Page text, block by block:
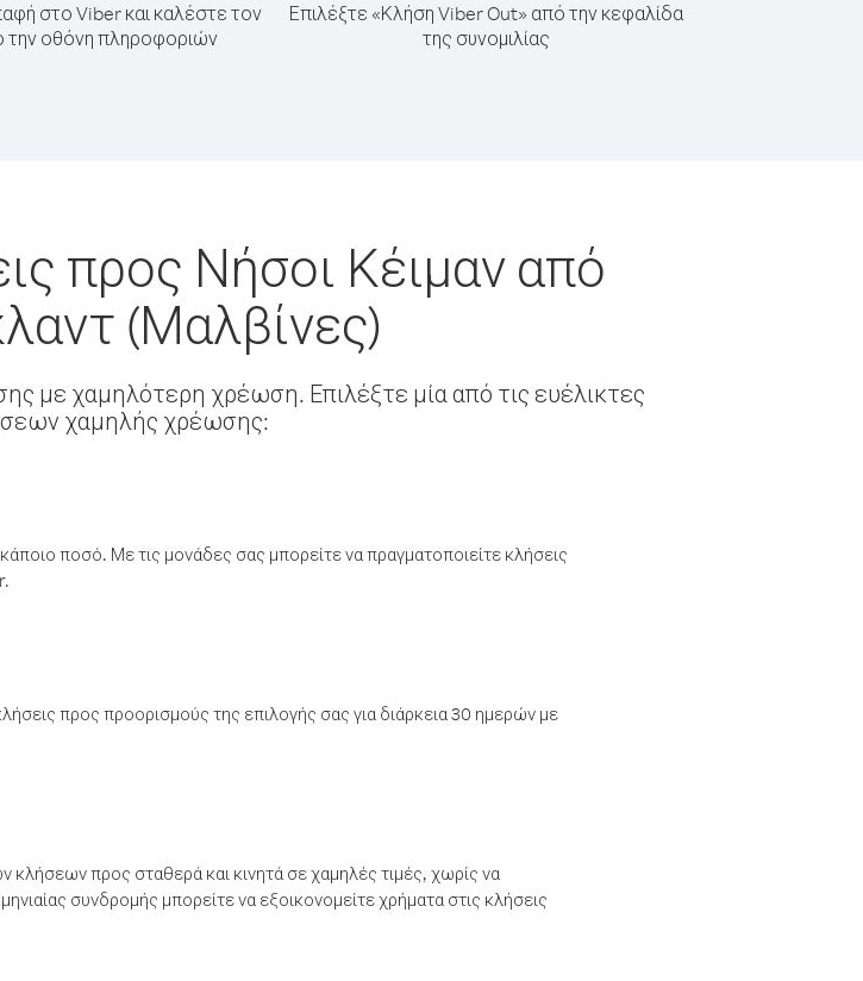
στο Viber και καλέστε τον
την οθόνη πληροφοριών
Επιλέξτε «Κλήση Viber Out» από την κεφαλίδα
της συνομιλίας
προς Νήσοι Κέιμαν από
(Μαλβίνες)
με χαμηλότερη χρέωση. Επιλέξτε μία από τις ευέλικτες
χαμηλής χρέωσης:
ποσό. Με τις μονάδες σας μπορείτε να πραγματοποιείτε κλήσεις
προς προορισμούς της επιλογής σας για διάρκεια 30 ημερών με
κλήσεων προς σταθερά και κινητά σε χαμηλές τιμές, χωρίς να
συνδρομής μπορείτε να εξοικονομείτε χρήματα στις κλήσεις